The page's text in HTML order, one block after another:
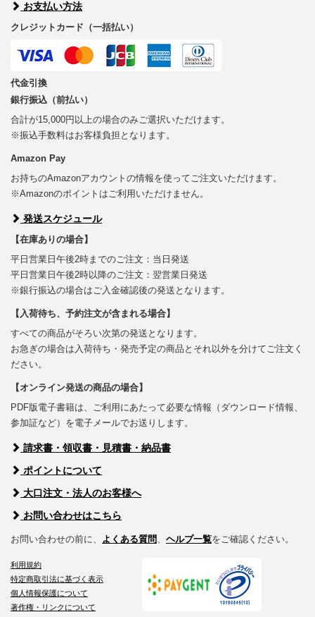
お支払い方法
クレジットカード（一括払い）
代金引換
銀行振込（前払い）
合計が15,000円以上の場合のみご選択いただけます。
※振込手数料はお客様負担となります。
Amazon Pay
お持ちのAmazonアカウントの情報を使ってご注文いただけます。
※Amazonのポイントはご利用いただけません。
発送スケジュール
【在庫ありの場合】
平日営業日午後2時までのご注文：当日発送
平日営業日午後2時以降のご注文：翌営業日発送
※銀行振込の場合はご入金確認後の発送となります。
【入荷待ち、予約注文が含まれる場合】
すべての商品がそろい次第の発送となります。
お急ぎの場合は入荷待ち・発売予定の商品とそれ以外を分けてご注文く
ださい。
【オンライン発送の商品の場合】
PDF版電子書籍は、ご利用にあたって必要な情報（ダウンロード情報、
参加証など）を電子メールでお送りします。
請求書・領収書・見積書・納品書
ポイントについて
大口注文・法人のお客様へ
お問い合わせはこちら
お問い合わせの前に、 よくある質問、 ヘルプ一覧をご確認ください。
利用規約
特定商取引法に基づく表示
個人情報保護について
著作権・リンクについて